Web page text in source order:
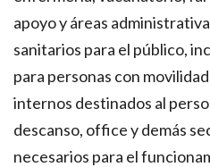
apoyo y áreas
sanitarios para el público,
para personas con
internos destinados al
descanso, office y demás
necesarios para el